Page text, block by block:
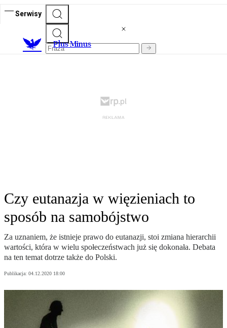
Serwisy
Plus Minus
Czy eutanazja w więzieniach to
sposób na samobójstwo
Za uznaniem, że istnieje prawo do eutanazji, stoi zmiana hierarchii
wartości, która w wielu społeczeństwach już się dokonała. Debata
na ten temat dotrze także do Polski.
Publikacja: 04.12.2020 18:00